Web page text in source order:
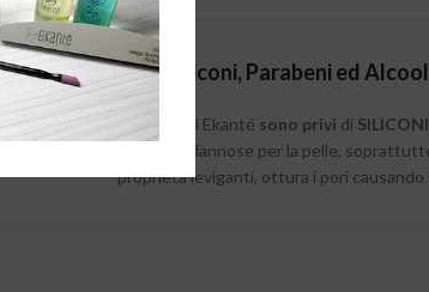
Zero Siliconi, Parabeni ed Alcool
I cosmetici Ekanté sono privi di SILICONI
sostanze dannose per la pelle,
proprietà leviganti, ottura i pori causando